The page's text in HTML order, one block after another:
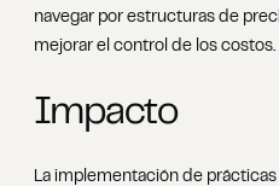
navegar por estructuras de
mejorar el control de los costos.
Impacto
La implementación de